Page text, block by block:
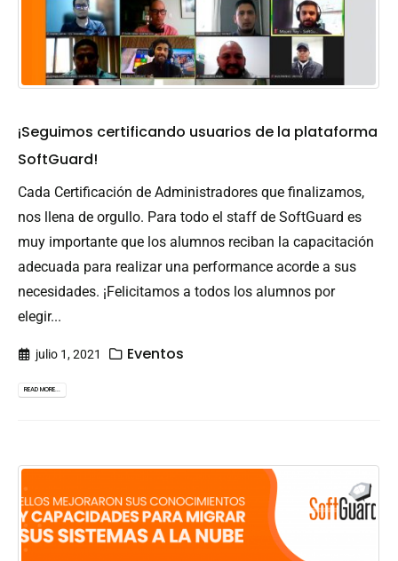
¡Seguimos certificando usuarios de la plataforma
SoftGuard!
Cada Certificación de Administradores que finalizamos,
nos llena de orgullo. Para todo el staff de SoftGuard es
muy importante que los alumnos reciban la capacitación
adecuada para realizar una performance acorde a sus
necesidades. ¡Felicitamos a todos los alumnos por
elegir...
julio 1, 2021 Eventos
READ MORE...